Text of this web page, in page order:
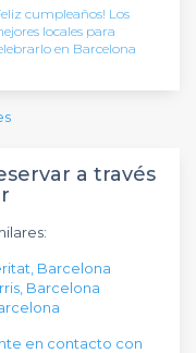
cumpleaños! Los
locales para
en Barcelona
a través
Barcelona
Barcelona
en contacto con